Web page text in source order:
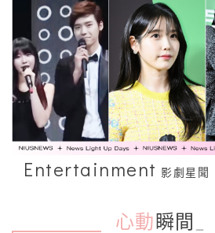
Entertainment 影劇星聞
心動 瞬間